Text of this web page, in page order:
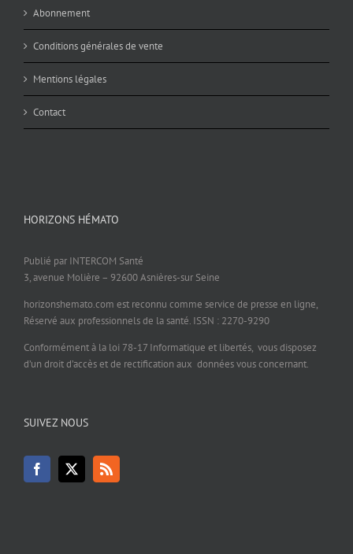
Abonnement
Conditions générales de vente
Mentions légales
Contact
HORIZONS HÉMATO
Publié par INTERCOM Santé
3, avenue Molière – 92600 Asnières-sur Seine
horizonshemato.com est reconnu comme service de presse en ligne,
Réservé aux professionnels de la santé. ISSN : 2270-9290
Conformément à la loi 78-17 Informatique et libertés, vous disposez
d’un droit d’accès et de rectification aux données vous concernant.
SUIVEZ NOUS